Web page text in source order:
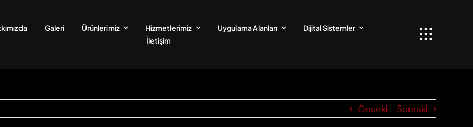
Galeri Ürünlerimiz Hizmetlerimiz Uygulama Alanları
Dijital Sistemler
İletişim
Önceki Sonraki